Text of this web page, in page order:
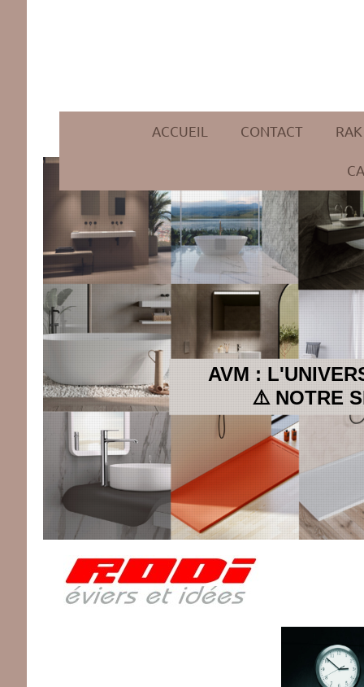
ACCUEIL CONTACT
AVM :
⚠️ NOTRE